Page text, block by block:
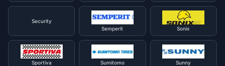
Security
Semperit
Sonix
Sportiva Sumitomo Sunny